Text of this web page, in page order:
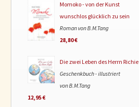
Momoko - von der Kunst
wunschlos glücklich zu sein
Roman von B.M.Tang
28,80 €
Die zwei Leben des Herrn Richie
Geschenkbuch - illustriert
von B.M.Tang
12,95 €